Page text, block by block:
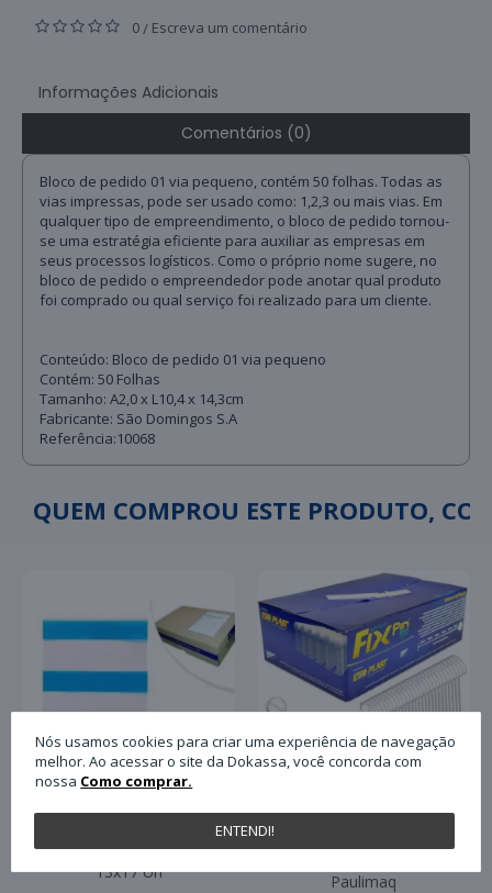
0 / Escreva um comentário
Informações Adicionais
Comentários (0)
Bloco de pedido 01 via pequeno, contém 50 folhas. Todas as
vias impressas, pode ser usado como: 1,2,3 ou mais vias. Em
qualquer tipo de empreendimento, o bloco de pedido tornou-
se uma estratégia eficiente para auxiliar as empresas em
seus processos logísticos. Como o próprio nome sugere, no
bloco de pedido o empreendedor pode anotar qual produto
foi comprado ou qual serviço foi realizado para um cliente.
Conteúdo: Bloco de pedido 01 via pequeno
Contém: 50 Folhas
Tamanho: A2,0 x L10,4 x 14,3cm
Fabricante: São Domingos S.A
Referência:10068
QUEM COMPROU ESTE PRODUTO,
Nota Fiscal Plasvit
13x17 Un
Paulimaq
Nós usamos cookies para criar uma experiência de navegação
melhor. Ao acessar o site da Dokassa, você concorda com
nossa Como comprar.
ENTENDI!